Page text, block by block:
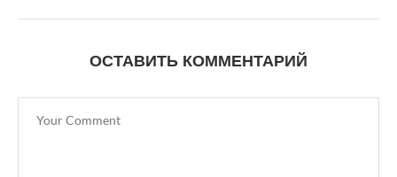
ОСТАВИТЬ КОММЕНТАРИЙ